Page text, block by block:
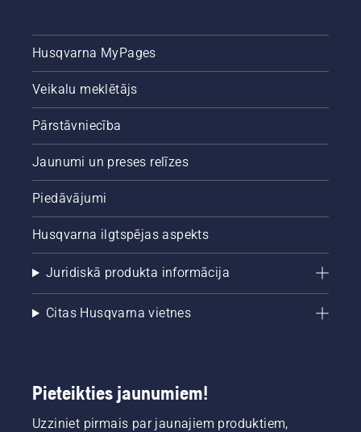
Husqvarna MyPages
Veikalu meklētājs
Pārstāvniecība
Jaunumi un preses relīzes
Piedāvājumi
Husqvarna ilgtspējas aspekts
Juridiskā produkta informācija
Citas Husqvarna vietnes
Pieteikties jaunumiem!
Uzziniet pirmais par jaunajiem produktiem,